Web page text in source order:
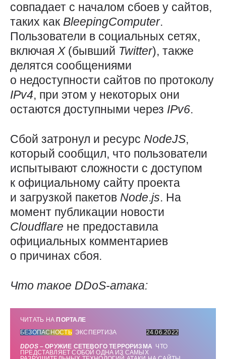
совпадает с началом сбоев у сайтов,
таких как BleepingComputer.
Пользователи в социальных сетях,
включая X (бывший Twitter), также
делятся сообщениями
о недоступности сайтов по протоколу
IPv4, при этом у некоторых они
остаются доступными через IPv6.
Сбой затронул и ресурс NodeJS,
который сообщил, что пользователи
испытывают сложности с доступом
к официальному сайту проекта
и загрузкой пакетов Node.js. На
момент публикации новости
Cloudflare не предоставила
официальных комментариев
о причинах сбоя.
Что такое DDoS-атака:
ЧИТАТЬ НА ПОРТАЛЕ
БЕЗОПАСНОСТЬ ЭКСПЕРТИЗА
24.06.2022
DDOS – ОРУЖИЕ СЕТЕВОГО ТЕРРОРИЗМА ЧТО
ПРЕДСТАВЛЯЕТ СОБОЙ ОДНА ИЗ САМЫХ